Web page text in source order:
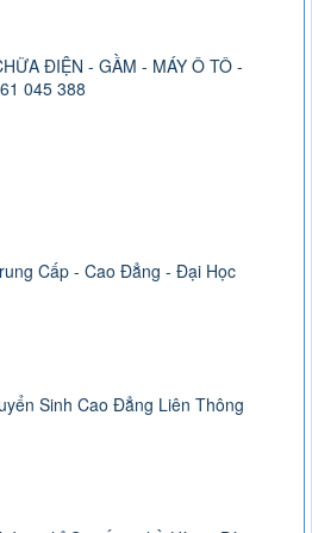
ĐIỆN - GẦM - MÁY Ô TÔ -
045 388
Cấp - Cao Đẳng - Đại Học
Sinh Cao Đẳng Liên Thông